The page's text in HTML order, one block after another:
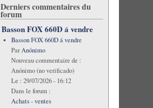
Derniers commentaires du
forum
Basson FOX 660D á vendre
Basson FOX 660D á vendre
ParAnónimo
Nouveau commentaire de :
Anónimo (no verificado)
Le : 29/07/2026 - 16:12
Dans le forum :
Achats - ventes